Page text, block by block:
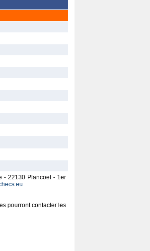
- 22130 Plancoet - 1er
pourront contacter les